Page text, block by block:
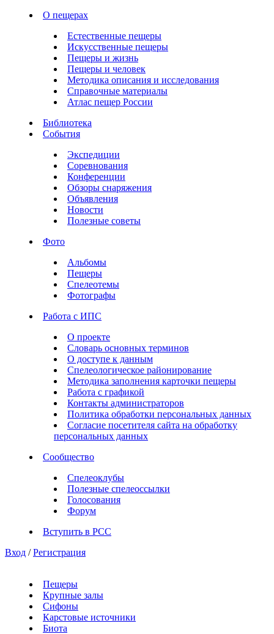
О пещерах
Естественные пещеры
Искусственные пещеры
Пещеры и жизнь
Пещеры и человек
Методика описания и исследования
Справочные материалы
Атлас пещер России
Библиотека
События
Экспедиции
Соревнования
Конференции
Обзоры снаряжения
Объявления
Новости
Полезные советы
Фото
Альбомы
Пещеры
Спелеотемы
Фотографы
Работа с ИПС
О проекте
Словарь основных терминов
О доступе к данным
Спелеологическое районирование
Методика заполнения карточки пещеры
Работа с графикой
Контакты администраторов
Политика обработки персональных данных
Согласие посетителя сайта на обработку
персональных данных
Сообщество
Спелеоклубы
Полезные спелеоссылки
Голосования
Форум
Вступить в РСС
Вход / Регистрация
Пещеры
Крупные залы
Сифоны
Карстовые источники
Биота